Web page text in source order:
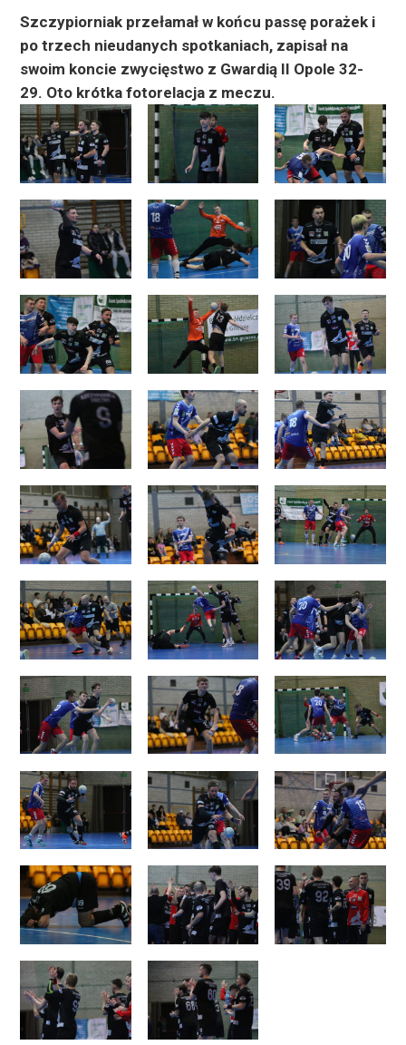
Szczypiorniak przełamał w końcu passę porażek i
po trzech nieudanych spotkaniach, zapisał na
swoim koncie zwycięstwo z Gwardią II Opole 32-
29. Oto krótka fotorelacja z meczu.